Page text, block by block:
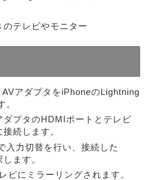
テレビやモニター
アダプタをiPhoneのLightning
。
プタのHDMIポートとテレビ
続します。
入力切替を行い、接続した
ます。
ビにミラーリングされます。